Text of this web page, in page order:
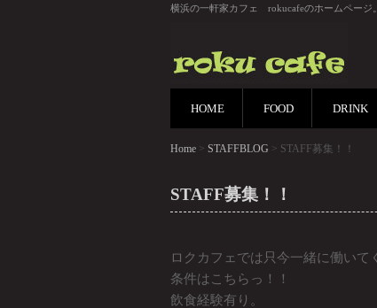
横浜の一軒家カフェ rokucafeのホームページ。
HOME FOOD DRINK
Home > STAFFBLOG > STAFF募集！！
STAFF募集！！
ロクカフェでは只今一緒に働いて
条件はこちらっ！！
飲食経験有り。